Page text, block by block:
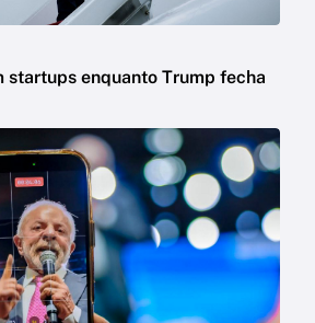
startups enquanto Trump fecha